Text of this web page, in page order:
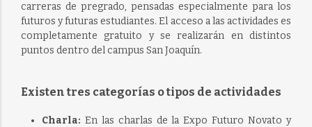
carreras de pregrado, pensadas especialmente para los
futuros y futuras estudiantes. El acceso a las actividades es
completamente gratuito y se realizarán en distintos
puntos dentro del campus San Joaquín.
Existen tres categorías o tipos de actividades
Charla: En las charlas de la Expo Futuro Novato y